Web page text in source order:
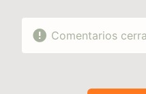
Comentarios